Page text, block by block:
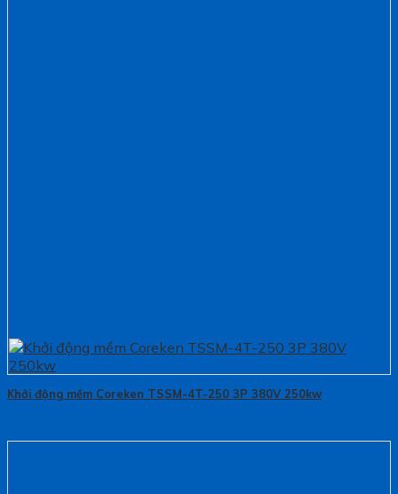
Khởi động mềm Coreken TSSM-4T-250 3P 380V 250kw